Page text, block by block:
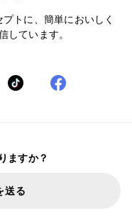
トに、簡単においしく
しています。
ますか？
送る